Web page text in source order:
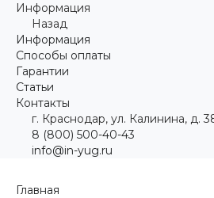
Информация
Назад
Информация
Способы оплаты
Гарантии
Статьи
Контакты
г. Краснодар, ул. Калинина, д.
8 (800) 500-40-43
info@in-yug.ru
Главная